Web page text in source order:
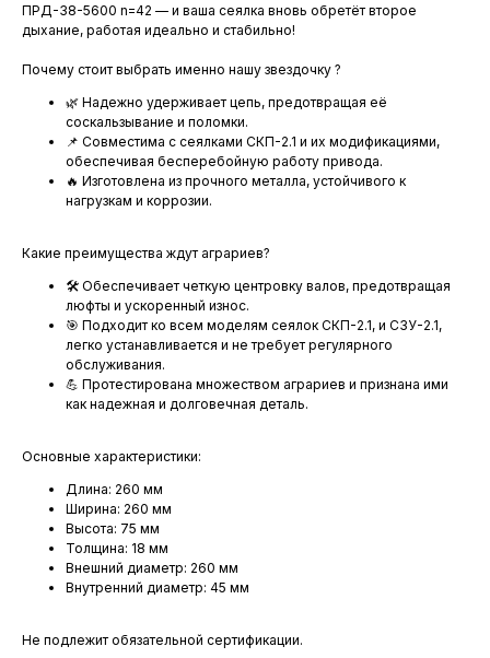
ПРД-38-5600 n=42 — и ваша сеялка вновь обретёт второе
дыхание, работая идеально и стабильно!
Почему стоит выбрать именно нашу звездочку ?
🌿 Надежно удерживает цепь, предотвращая её
соскальзывание и поломки.
📌 Совместима с сеялками СКП-2.1 и их модификациями,
обеспечивая бесперебойную работу привода.
🔥 Изготовлена из прочного металла, устойчивого к
нагрузкам и коррозии.
Какие преимущества ждут аграриев?
🛠 Обеспечивает четкую центровку валов, предотвращая
люфты и ускоренный износ.
🎯 Подходит ко всем моделям сеялок СКП-2.1, и СЗУ-2.1,
легко устанавливается и не требует регулярного
обслуживания.
💪 Протестирована множеством аграриев и признана ими
как надежная и долговечная деталь.
Основные характеристики:
Длина: 260 мм
Ширина: 260 мм
Высота: 75 мм
Толщина: 18 мм
Внешний диаметр: 260 мм
Внутренний диаметр: 45 мм
Не подлежит обязательной сертификации.